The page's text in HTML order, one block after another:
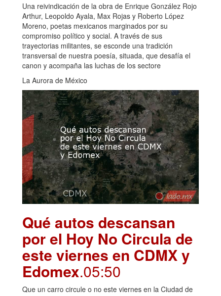
Una reivindicación de la obra de Enrique González Rojo
Arthur, Leopoldo Ayala, Max Rojas y Roberto López
Moreno, poetas mexicanos marginados por su
compromiso político y social. A través de sus
trayectorias militantes, se esconde una tradición
transversal de nuestra poesía, situada, que desafía el
canon y acompaña las luchas de los sectore
La Aurora de México
Qué autos descansan
por el Hoy No Circula de
este viernes en CDMX y
Edomex.05:50
Que un carro circule o no este viernes en la Ciudad de